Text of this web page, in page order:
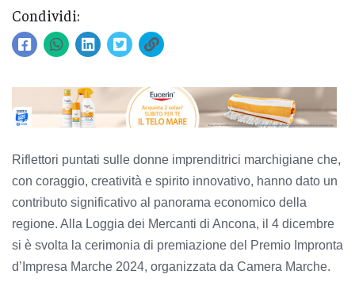
Condividi:
Riflettori puntati sulle donne imprenditrici marchigiane che,
con coraggio, creatività e spirito innovativo, hanno dato un
contributo significativo al panorama economico della
regione. Alla Loggia dei Mercanti di Ancona, il 4 dicembre
si è svolta la cerimonia di premiazione del Premio Impronta
d’Impresa Marche 2024, organizzata da Camera Marche.